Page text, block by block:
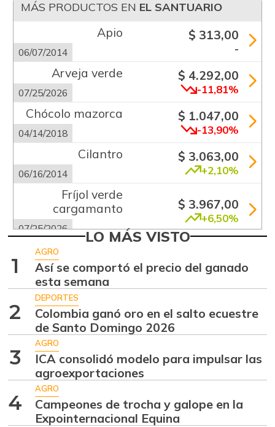
MÁS PRODUCTOS EN EL SANTUARIO
Apio
06/07/2014
$ 313,00
-
Arveja verde
07/25/2026
$ 4.292,00
-11,81%
Chócolo mazorca
04/14/2018
$ 1.047,00
-13,90%
Cilantro
06/16/2014
$ 3.063,00
+2,10%
Fríjol verde
cargamanto
07/25/2026
$ 3.967,00
+6,50%
Habichuela
07/25/2026 -27,59%
Lechuga batavia
07/25/2026
$ 1.036,00
Mora de castilla
09/23/2017
$ 1.125,00
Papa
07/25/2026
Papa criolla $ 4.967,00
LO MÁS VISTO
1
AGRO
Así se comportó el precio del ganado
esta semana
2
DEPORTES
Colombia ganó oro en el salto ecuestre
de Santo Domingo 2026
3
AGRO
ICA consolidó modelo para impulsar las
agroexportaciones
4
AGRO
Campeones de trocha y galope en la
Expointernacional Equina